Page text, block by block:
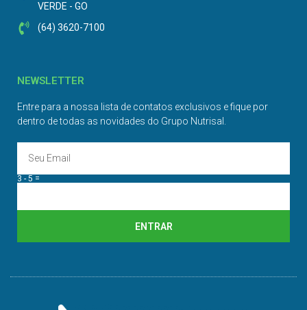
VERDE - GO
(64) 3620-7100
NEWSLETTER
Entre para a nossa lista de contatos exclusivos e fique por
dentro de todas as novidades do Grupo Nutrisal.
3 - 5 =
ENTRAR